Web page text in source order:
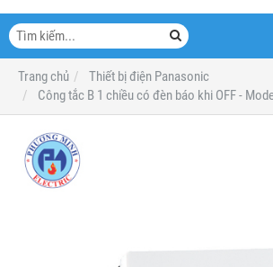
Trang chủ
Thiết bị điện Panasonic
Công tắc B 1 chiều có đèn báo khi OFF -